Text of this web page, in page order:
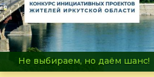
В огне не горит, в воде не тонет